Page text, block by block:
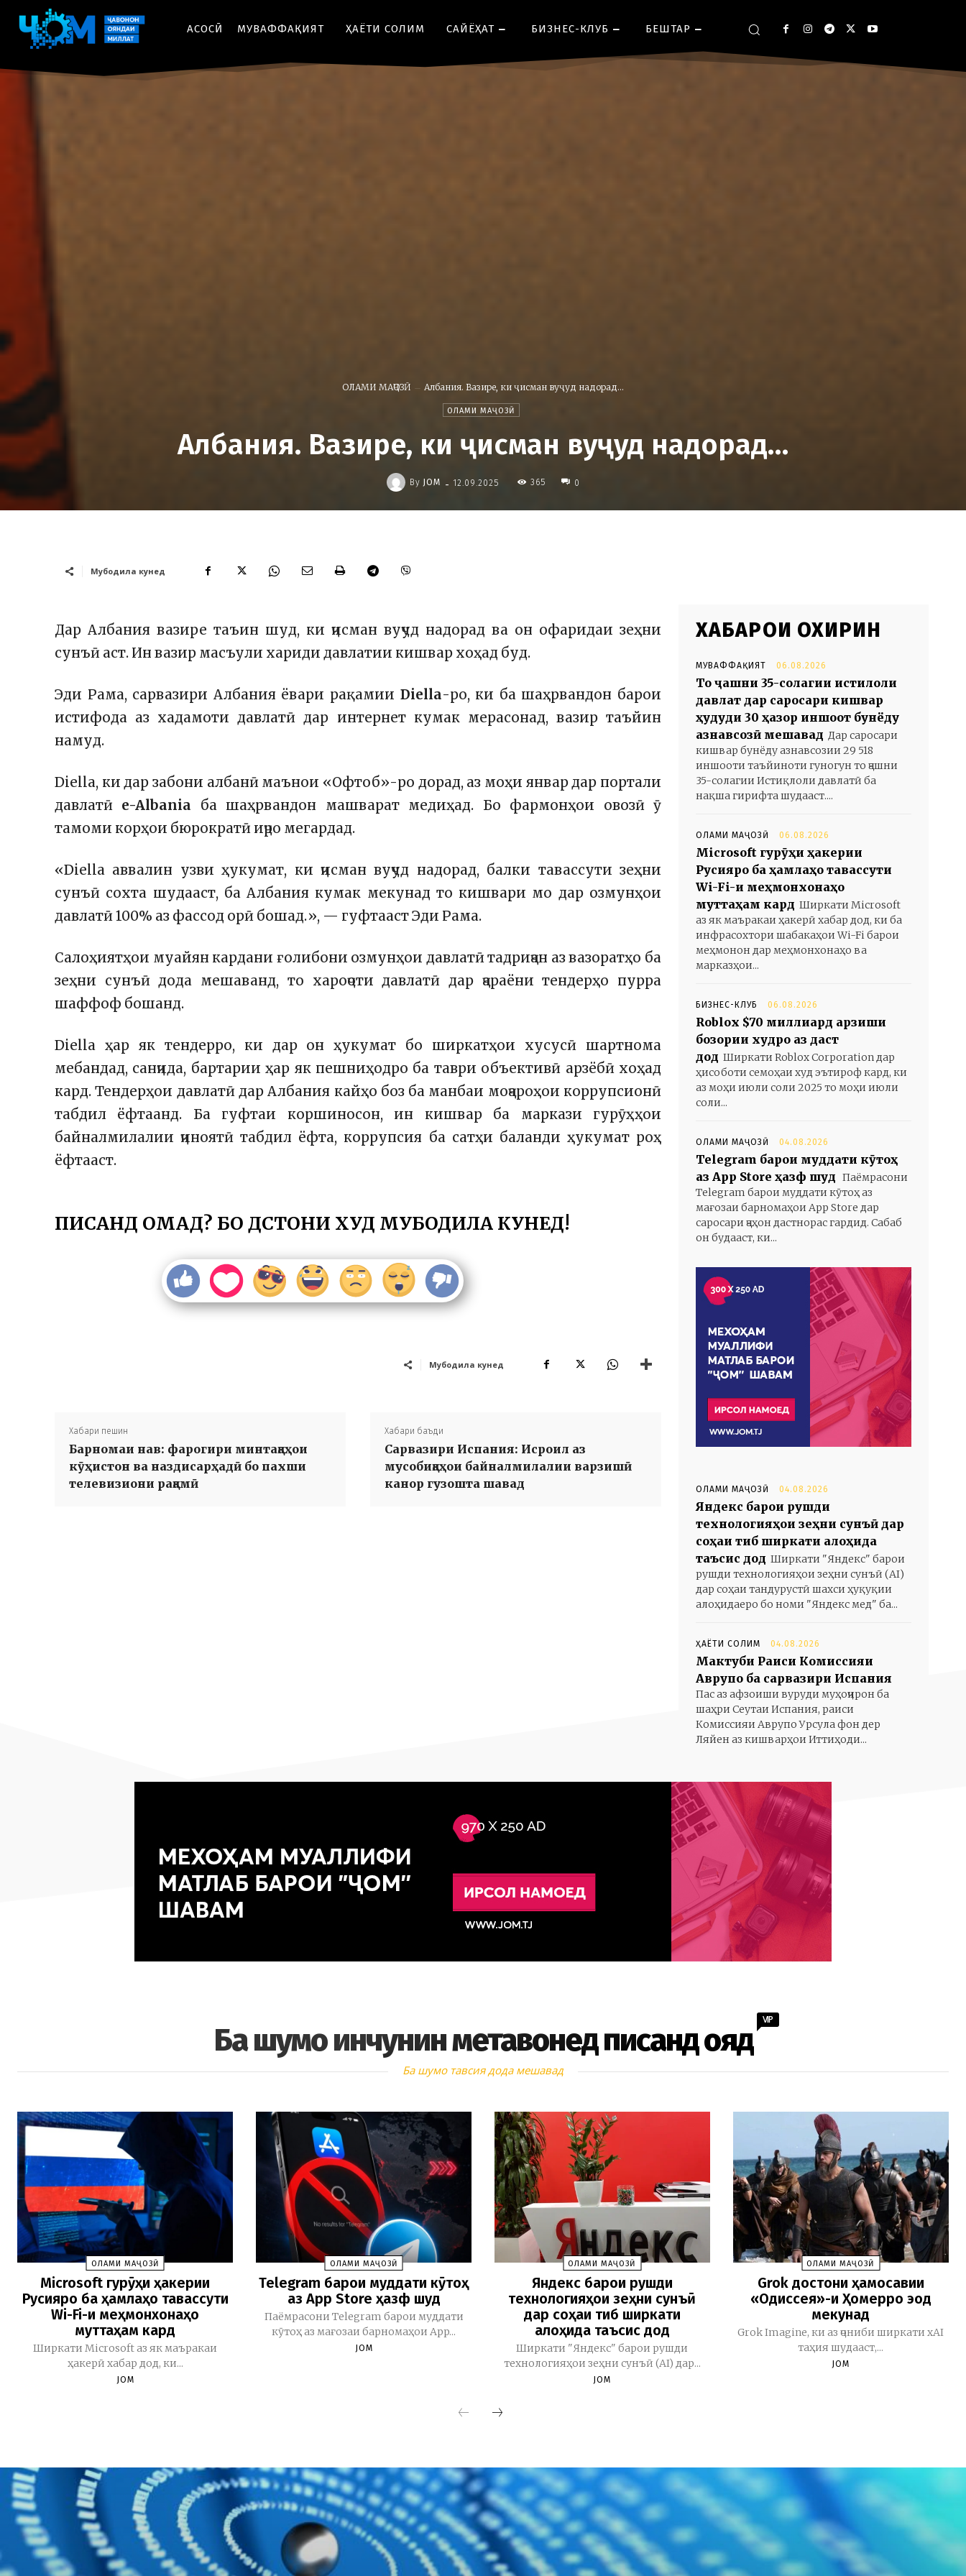
АСОСӢ МУВАФФАҚИЯТ ҲАЁТИ СОЛИМ CАЙЁҲАТ БИЗНЕС-КЛУБ БЕШТАР
ОЛАМИ МАҶОЗӢ Албания. Вазире, ки ҷисман вуҷуд надорад...
ОЛАМИ МАҶОЗӢ
Албания. Вазире, ки ҷисман вуҷуд надорад…
By JOM - 12.09.2025 365 0
Мубодила кунед
Дар Албания вазире таъин шуд, ки ҷисман вуҷуд надорад ва он офаридаи зеҳни
сунъӣ аст. Ин вазир масъули хариди давлатии кишвар хоҳад буд.
Эди Рама, сарвазири Албания ёвари рақамии Diella-ро, ки ба шаҳрвандон барои
истифода аз хадамоти давлатӣ дар интернет кумак мерасонад, вазир таъйин
намуд.
Diella, ки дар забони албанӣ маънои «Офтоб»-ро дорад, аз моҳи январ дар портали
давлатӣ e-Albania ба шаҳрвандон машварат медиҳад. Бо фармонҳои овозӣ ӯ
тамоми корҳои бюрократӣ иҷро мегардад.
«Diella аввалин узви ҳукумат, ки ҷисман вуҷуд надорад, балки тавассути зеҳни
сунъӣ сохта шудааст, ба Албания кумак мекунад то кишвари мо дар озмунҳои
давлатӣ 100% аз фассод орӣ бошад.», — гуфтааст Эди Рама.
Салоҳиятҳои муайян кардани ғолибони озмунҳои давлатӣ тадриҷан аз вазоратҳо ба
зеҳни сунъӣ дода мешаванд, то хароҷоти давлатӣ дар ҷараёни тендерҳо пурра
шаффоф бошанд.
Diella ҳар як тендерро, ки дар он ҳукумат бо ширкатҳои хусусӣ шартнома
мебандад, санҷида, бартарии ҳар як пешниҳодро ба таври объективӣ арзёбӣ хоҳад
кард. Тендерҳои давлатӣ дар Албания кайҳо боз ба манбаи моҷароҳои коррупсионӣ
табдил ёфтаанд. Ба гуфтаи коршиносон, ин кишвар ба маркази гурӯҳҳои
байналмилалии ҷиноятӣ табдил ёфта, коррупсия ба сатҳи баланди ҳукумат роҳ
ёфтааст.
ПИСАНД ОМАД? БО ДӮСТОНИ ХУД МУБОДИЛА КУНЕД!
Мубодила кунед
Хабари пешин
Барномаи нав: фарогири минтақаҳои
кӯҳистон ва наздисарҳадӣ бо пахши
телевизиони рақамӣ
Хабари баъди
Сарвазири Испания: Исроил аз
мусобиқаҳои байналмилалии варзишӣ
канор гузошта шавад
ХАБАРҲОИ ОХИРИН
МУВАФФАҚИЯТ 06.08.2026
То ҷашни 35-солагии истиқлоли
давлат дар саросари кишвар
ҳудуди 30 ҳазор иншоот бунёду
азнавсозӣ мешавад Дар саросари
кишвар бунёду азнавсозии 29 518
иншооти таъйиноти гуногун то ҷашни
35-солагии Истиқлоли давлатӣ ба
нақша гирифта шудааст....
ОЛАМИ МАҶОЗӢ 06.08.2026
Microsoft гурӯҳи ҳакерии
Русияро ба ҳамлаҳо тавассути
Wi-Fi-и меҳмонхонаҳо
муттаҳам кард Ширкати Microsoft
аз як маъракаи ҳакерӣ хабар дод, ки ба
инфрасохтори шабакаҳои Wi-Fi барои
меҳмонон дар меҳмонхонаҳо ва
марказҳои...
БИЗНЕС-КЛУБ 06.08.2026
Roblox $70 миллиард арзиши
бозории худро аз даст
дод Ширкати Roblox Corporation дар
ҳисоботи семоҳаи худ эътироф кард, ки
аз моҳи июли соли 2025 то моҳи июли
соли...
ОЛАМИ МАҶОЗӢ 04.08.2026
Telegram барои муддати кӯтоҳ
аз App Store ҳазф шуд Паёмрасони
Telegram барои муддати кӯтоҳ аз
мағозаи барномаҳои App Store дар
саросари ҷаҳон дастнорас гардид. Сабаб
он будааст, ки...
ОЛАМИ МАҶОЗӢ 04.08.2026
Яндекс барои рушди
технологияҳои зеҳни сунъӣ дар
соҳаи тиб ширкати алоҳида
таъсис дод Ширкати "Яндекс" барои
рушди технологияҳои зеҳни сунъӣ (AI)
дар соҳаи тандурустӣ шахси ҳуқуқии
алоҳидаеро бо номи "Яндекс мед" ба...
ҲАЁТИ СОЛИМ 04.08.2026
Мактуби Раиси Комиссияи
Аврупо ба сарвазири Испания
Пас аз афзоиши вуруди муҳоҷирон ба
шаҳри Сеутаи Испания, раиси
Комиссияи Аврупо Урсула фон дер
Ляйен аз кишварҳои Иттиҳоди...
Ба шумо инчунин метавонед писанд ояд
VIP
Ба шумо тавсия дода мешавад
ОЛАМИ МАҶОЗӢ
Microsoft гурӯҳи ҳакерии
Русияро ба ҳамлаҳо тавассути
Wi-Fi-и меҳмонхонаҳо
муттаҳам кард
Ширкати Microsoft аз як маъракаи
ҳакерӣ хабар дод, ки...
JOM
ОЛАМИ МАҶОЗӢ
Telegram барои муддати кӯтоҳ
аз App Store ҳазф шуд
Паёмрасони Telegram барои муддати
кӯтоҳ аз мағозаи барномаҳои App...
JOM
ОЛАМИ МАҶОЗӢ
Яндекс барои рушди
технологияҳои зеҳни сунъӣ
дар соҳаи тиб ширкати
алоҳида таъсис дод
Ширкати "Яндекс" барои рушди
технологияҳои зеҳни сунъӣ (AI) дар...
JOM
ОЛАМИ МАҶОЗӢ
Grok достони ҳамосавии
«Одиссея»-и Ҳомерро эҷод
мекунад
Grok Imagine, ки аз ҷониби ширкати xAI
таҳия шудааст,...
JOM